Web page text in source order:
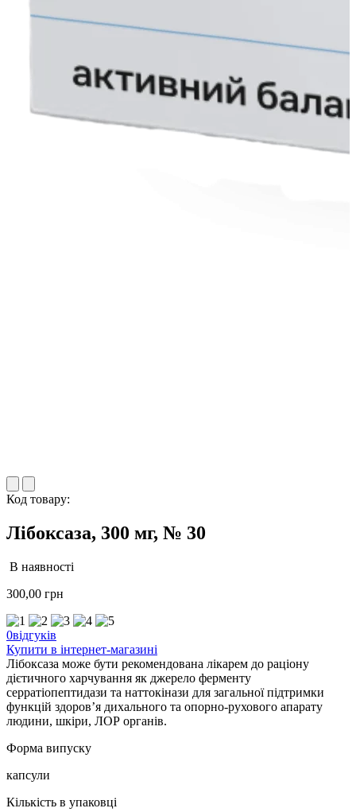
Код товару:
Лібоксаза, 300 мг, № 30
В наявності
300,00 грн
0відгуків
Купити в інтернет-магазині
Лібоксаза може бути рекомендована лікарем до раціону
дієтичного харчування як джерело ферменту
серратіопептидази та наттокінази для загальної підтримки
функцій здоров’я дихального та опорно-рухового апарату
людини, шкіри, ЛОР органів.
Форма випуску
капсули
Кількість в упаковці